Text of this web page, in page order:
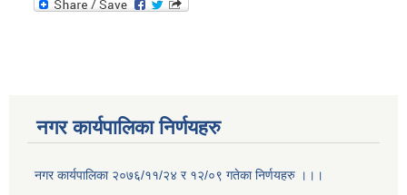
नगर कार्यपालिका निर्णयहरु
नगर कार्यपालिका २०७६/११/२४ र १२/०९ गतेका निर्णयहरु ।।।